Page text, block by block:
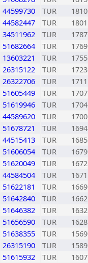
44599730 TUR
1810
44582447 TUR
1801
34511962 TUR
1787
51682664 TUR
1769
13603221 TUR
1755
26315122 TUR
1723
26322706 TUR
1711
51605449 TUR
1707
51619946 TUR
1704
44589620 TUR
1700
51678721 TUR
1694
44515413 TUR
1685
51606054 TUR
1679
51620049 TUR
1672
44584504 TUR
1671
51622181 TUR
1669
51642840 TUR
1662
51646382 TUR
1632
51656590 TUR
1628
51638355 TUR
1569
26315190 TUR
1589
51615932 TUR
1607